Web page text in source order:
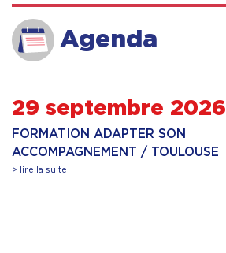
Agenda
29 septembre 2026
FORMATION ADAPTER SON
ACCOMPAGNEMENT / TOULOUSE
> lire la suite